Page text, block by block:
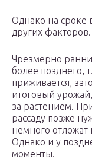
Однако на сроке
других факторов.
Чрезмерно
более позднего,
приживается,
итоговый
за растением.
рассаду позже
немного отложат
Однако и у
моменты.